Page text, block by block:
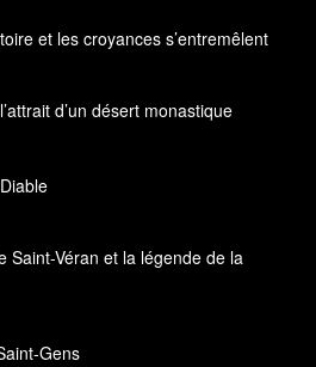
et les croyances s’entremêlent
d’un désert monastique
Saint-Véran et la légende de la
Gens